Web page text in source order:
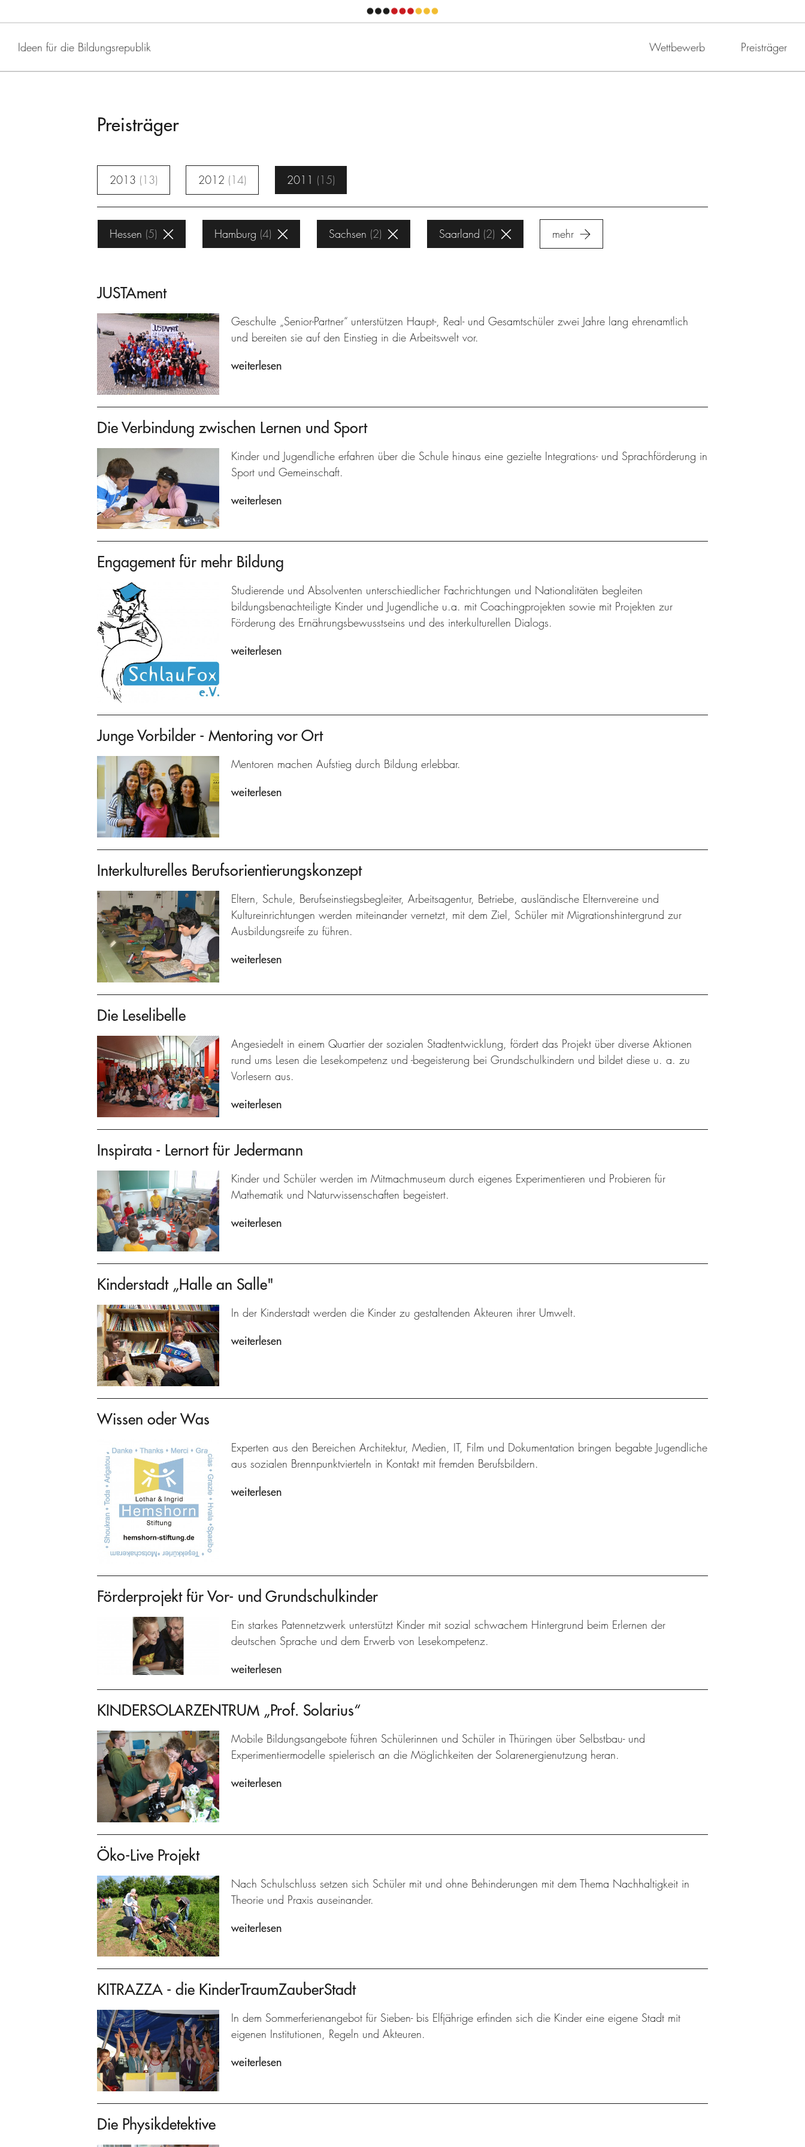
Ideen für die Bildungsrepublik Wettbewerb Preisträger
Preisträger
2013 13 2012 14 2011 15
Hessen 5 Hamburg 4 Sachsen 2 Saarland 2 mehr
JUSTAment
Geschulte „Senior-Partner“ unterstützen Haupt-, Real- und Gesamtschüler zwei Jahre lang ehrenamtlich
und bereiten sie auf den Einstieg in die Arbeitswelt vor.
weiterlesen
Die Verbindung zwischen Lernen und Sport
Kinder und Jugendliche erfahren über die Schule hinaus eine gezielte Integrations- und Sprachförderung in
Sport und Gemeinschaft.
weiterlesen
Engagement für mehr Bildung
Studierende und Absolventen unterschiedlicher Fachrichtungen und Nationalitäten begleiten
bildungsbenachteiligte Kinder und Jugendliche u.a. mit Coachingprojekten sowie mit Projekten zur
Förderung des Ernährungsbewusstseins und des interkulturellen Dialogs.
weiterlesen
Junge Vorbilder - Mentoring vor Ort
Mentoren machen Aufstieg durch Bildung erlebbar.
weiterlesen
Interkulturelles Berufsorientierungskonzept
Eltern, Schule, Berufseinstiegsbegleiter, Arbeitsagentur, Betriebe, ausländische Elternvereine und
Kultureinrichtungen werden miteinander vernetzt, mit dem Ziel, Schüler mit Migrationshintergrund zur
Ausbildungsreife zu führen.
weiterlesen
Die Leselibelle
Angesiedelt in einem Quartier der sozialen Stadtentwicklung, fördert das Projekt über diverse Aktionen
rund ums Lesen die Lesekompetenz und -begeisterung bei Grundschulkindern und bildet diese u. a. zu
Vorlesern aus.
weiterlesen
Inspirata - Lernort für Jedermann
Kinder und Schüler werden im Mitmachmuseum durch eigenes Experimentieren und Probieren für
Mathematik und Naturwissenschaften begeistert.
weiterlesen
Kinderstadt „Halle an Salle"
In der Kinderstadt werden die Kinder zu gestaltenden Akteuren ihrer Umwelt.
weiterlesen
Wissen oder Was
Experten aus den Bereichen Architektur, Medien, IT, Film und Dokumentation bringen begabte Jugendliche
aus sozialen Brennpunktvierteln in Kontakt mit fremden Berufsbildern.
weiterlesen
Förderprojekt für Vor- und Grundschulkinder
Ein starkes Patennetzwerk unterstützt Kinder mit sozial schwachem Hintergrund beim Erlernen der
deutschen Sprache und dem Erwerb von Lesekompetenz.
weiterlesen
KINDERSOLARZENTRUM „Prof. Solarius“
Mobile Bildungsangebote führen Schülerinnen und Schüler in Thüringen über Selbstbau- und
Experimentiermodelle spielerisch an die Möglichkeiten der Solarenergienutzung heran.
weiterlesen
Öko-Live Projekt
Nach Schulschluss setzen sich Schüler mit und ohne Behinderungen mit dem Thema Nachhaltigkeit in
Theorie und Praxis auseinander.
weiterlesen
KITRAZZA - die KinderTraumZauberStadt
In dem Sommerferienangebot für Sieben- bis Elfjährige erfinden sich die Kinder eine eigene Stadt mit
eigenen Institutionen, Regeln und Akteuren.
weiterlesen
Die Physikdetektive